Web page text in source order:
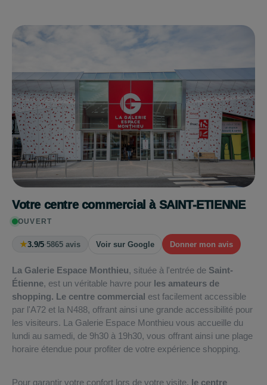
Votre centre commercial à SAINT-ETIENNE
OUVERT
★3.9/5·5865 avis Voir sur Google Donner mon avis
La Galerie Espace Monthieu, située à l'entrée de Saint-
Étienne, est un véritable havre pour les amateurs de
shopping. Le centre commercial est facilement accessible
par l'A72 et la N488, offrant ainsi une grande accessibilité pour
les visiteurs. La Galerie Espace Monthieu vous accueille du
lundi au samedi, de 9h30 à 19h30, vous offrant ainsi une plage
horaire étendue pour profiter de votre expérience shopping.
Pour garantir votre confort lors de votre visite, le centre